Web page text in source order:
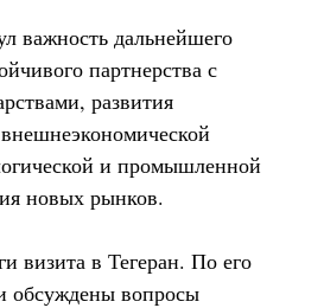
важность дальнейшего
партнерства с
развития
и промышленной
новых рынков.
визита в Тегеран. По его
обсуждены вопросы